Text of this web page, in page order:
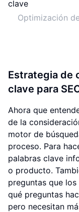
Optimización
Estrategia de
clave para
Ahora que
de la
motor de
proceso. Para
palabras clave
o producto.
preguntas que
qué preguntas
pero necesitan